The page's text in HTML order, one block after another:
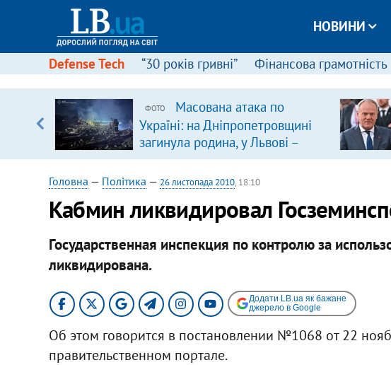
НОВИНИ
Defense Tech “30 років гривні” Фінансова грамотність
ФОТО
Масована атака по
Україні: на Дніпропетровщині
загинула родина, у Львові –
удар по багатоповерхівках
(доповнюється)
Головна — Політика — 26 листопада 2010, 18:10
Кабмин ликвидировал
Государственная инспекция по контролю за
ликвидирована.​
Додати LB.ua як бажане
джерело в Google
Об этом говорится в постановлении №1068 от 22
правительственном портале.